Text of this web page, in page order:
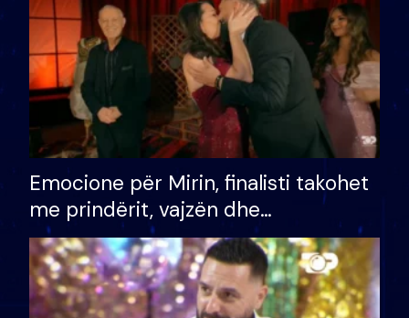
Emocione për Mirin, finalisti takohet
me prindërit, vajzën dhe
bashkëshorten: S’kemi ndonjë letër
divorci apo jo?